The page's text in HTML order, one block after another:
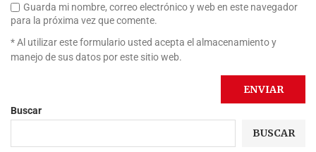
Guarda mi nombre, correo electrónico y web en este navegador
para la próxima vez que comente.
* Al utilizar este formulario usted acepta el almacenamiento y
manejo de sus datos por este sitio web.
Buscar
BUSCAR